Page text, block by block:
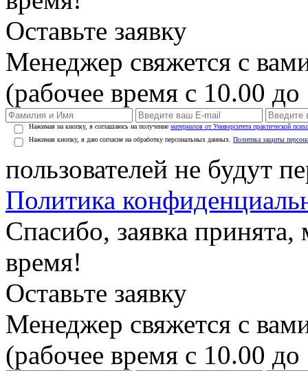
Оставьте заявку
Менеджер свяжется с
(рабочее время с 10.00
Нажимая на кнопку, я соглашаюсь на получение материалов от Университета практической
Нажимая кнопку, я даю согласие на обработку персональных данных. Политика защиты
пользователей не будут
Политика
Спасибо, заявка
время!
Оставьте заявку
Менеджер свяжется с
(рабочее время с 10.00